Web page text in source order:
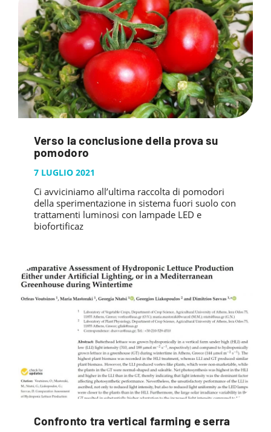
Verso la conclusione della prova su
pomodoro
7 LUGLIO 2021
Ci avviciniamo all’ultima raccolta di pomodori
della sperimentazione in sistema fuori suolo con
trattamenti luminosi con lampade LED e
biofortificaz
Confronto tra vertical farming e serra